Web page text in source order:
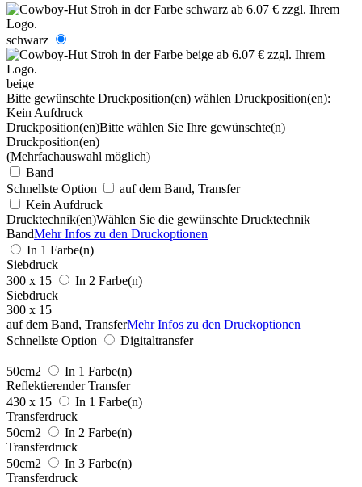
schwarz
beige
Bitte gewünschte Druckposition(en) wählen Druckposition(en):
Kein Aufdruck
Druckposition(en)Bitte wählen Sie Ihre gewünschte(n)
Druckposition(en)
(Mehrfachauswahl möglich)
Band
Schnellste Option
auf dem Band, Transfer
Kein Aufdruck
Drucktechnik(en)Wählen Sie die gewünschte Drucktechnik
BandMehr Infos zu den Druckoptionen
In 1 Farbe(n)
Siebdruck
300 x 15
In 2 Farbe(n)
Siebdruck
300 x 15
auf dem Band, TransferMehr Infos zu den Druckoptionen
Schnellste Option
Digitaltransfer
50cm2
In 1 Farbe(n)
Reflektierender Transfer
430 x 15
In 1 Farbe(n)
Transferdruck
50cm2
In 2 Farbe(n)
Transferdruck
50cm2
In 3 Farbe(n)
Transferdruck